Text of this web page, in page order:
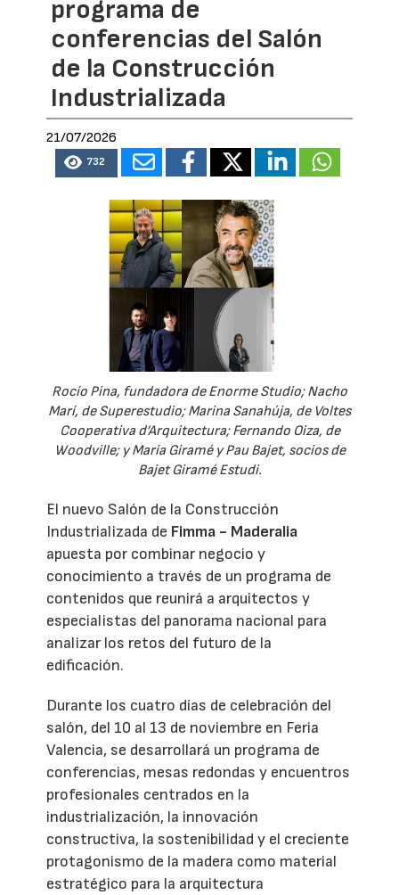
programa de
conferencias del Salón
de la Construcción
Industrializada
21/07/2026
732
Rocío Pina, fundadora de Enorme Studio; Nacho
Marí, de Superestudio; Marina Sanahúja, de Voltes
Cooperativa d’Arquitectura; Fernando Oiza, de
Woodville; y María Giramé y Pau Bajet, socios de
Bajet Giramé Estudi.
El nuevo Salón de la Construcción
Industrializada de Fimma - Maderalia
apuesta por combinar negocio y
conocimiento a través de un programa de
contenidos que reunirá a arquitectos y
especialistas del panorama nacional para
analizar los retos del futuro de la
edificación.
Durante los cuatro días de celebración del
salón, del 10 al 13 de noviembre en Feria
Valencia, se desarrollará un programa de
conferencias, mesas redondas y encuentros
profesionales centrados en la
industrialización, la innovación
constructiva, la sostenibilidad y el creciente
protagonismo de la madera como material
estratégico para la arquitectura